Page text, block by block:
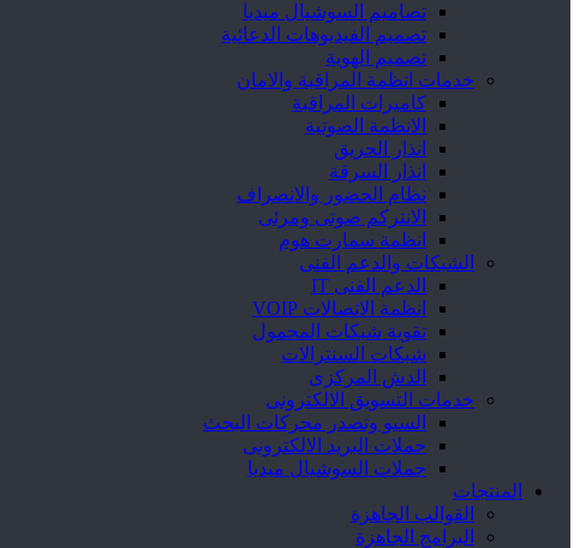
تصاميم السوشيال ميديا
تصميم الفيديوهات الدعائية
تصميم الهوية
خدمات انظمة المراقبة والامان
كاميرات المراقبة
الانظمة الصوتية
انذار الحريق
انذار السرقة
نظام الحضور والانصراف
الانتركم صوتى ومرئى
انظمة سمارت هوم
الشبكات والدعم الفنى
الدعم الفنى IT
انظمة الاتصالات VOIP
تقوية شبكات المحمول
شبكات السنترالات
الدش المركزى
خدمات التسويق الالكترونى
السيو وتصدر محركات البحث
حملات البريد الالكترونى
حملات السوشيال ميديا
المنتجات
القوالب الجاهزة
البرامج الجاهزة